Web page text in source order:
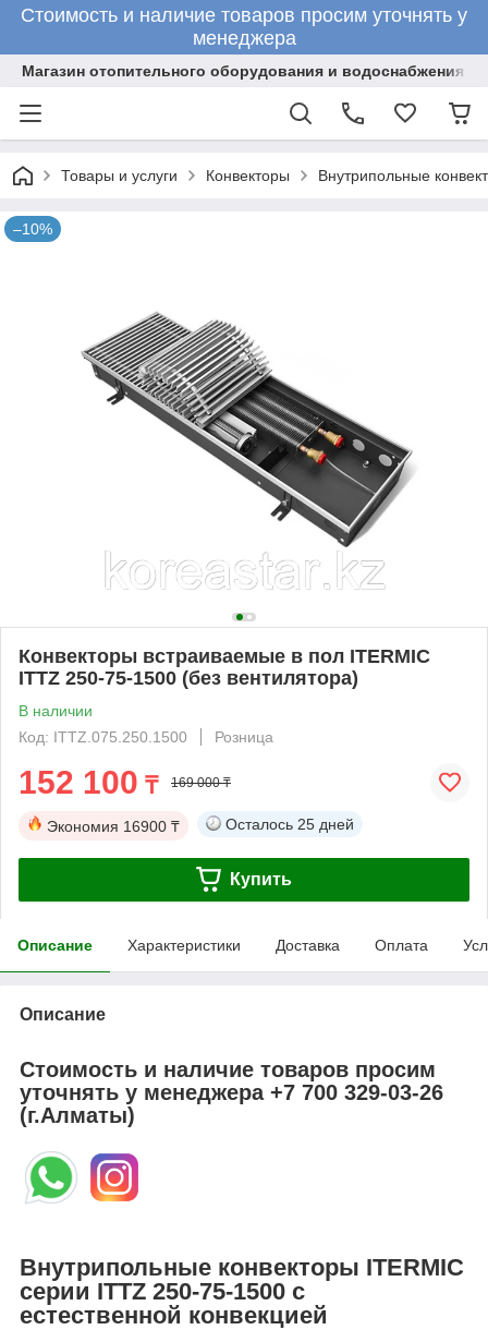
Стоимость и наличие товаров просим уточнять у
менеджера
Магазин отопительного оборудования и водоснабжения
Товары и услуги Конвекторы Внутрипольные
–10%
Конвекторы встраиваемые в пол ITERMIC
ITTZ 250-75-1500 (без вентилятора)
В наличии
Код: ITTZ.075.250.1500
Розница
152 100 ₸ 169 000 ₸
Экономия 16900 ₸ Осталось 25 дней
Купить
Описание Характеристики Доставка Оплата
Описание
Стоимость и наличие товаров просим
уточнять у менеджера+7 700 329-03-26
(г.Алматы)
Внутрипольные конвекторы ITERMIC
серии ITTZ 250-75-1500 с
естественной конвекцией